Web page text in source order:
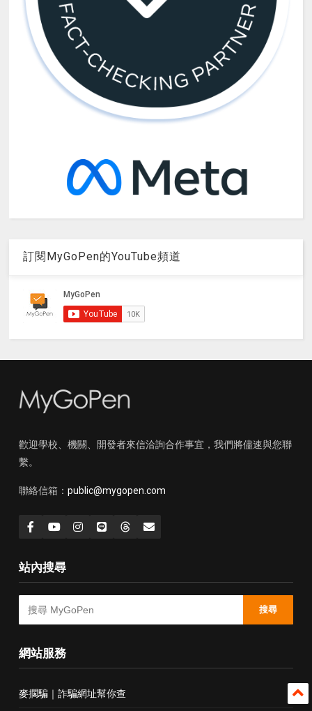
訂閱MyGoPen的YouTube頻道
歡迎學校、機關、開發者來信洽詢合作事宜，我們將儘速與您聯
繫。
聯絡信箱： public@mygopen.com
站內搜尋
搜尋
網站服務
麥擱騙｜詐騙網址幫你查